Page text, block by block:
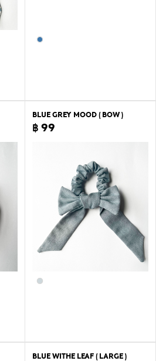
BLUE GREY MOOD ( BOW )
฿ 99
BLUE WITHE LEAF ( LARGE )